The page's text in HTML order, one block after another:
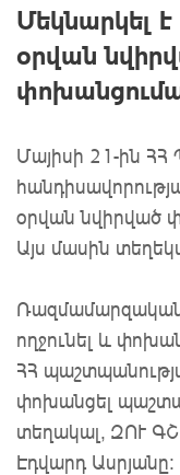
Մեկնարկել
օրվան
Մայիսի 21-ին ՀՀ
օրվան նվիրված
Այս մասին
ողջունել և
ՀՀ
փոխանցել
տեղակալ, ԶՈՒ
Էդվարդ Ասրյանը։